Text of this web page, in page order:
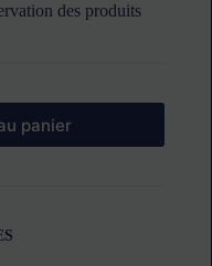
des produits
panier